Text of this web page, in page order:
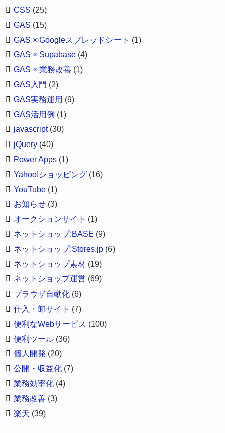
CSS (25)
GAS (15)
GAS × Googleスプレッドシート (1)
GAS × Supabase (4)
GAS × 業務改善 (1)
GAS入門 (2)
GAS実務運用 (9)
GAS活用例 (1)
javascript(30)
jQuery (40)
Power Apps (1)
Yahoo!ショッピング (16)
YouTube (1)
お知らせ (3)
オークションサイト (1)
ネットショップ:BASE (9)
ネットショップ:Stores.jp (6)
ネットショップ素材 (19)
ネットショップ運営 (69)
ブラウザ自動化 (6)
仕入・卸サイト (7)
便利なWebサービス (100)
便利ツール (36)
個人開発 (20)
公開・収益化 (7)
業務効率化 (4)
業務改善 (3)
楽天 (39)